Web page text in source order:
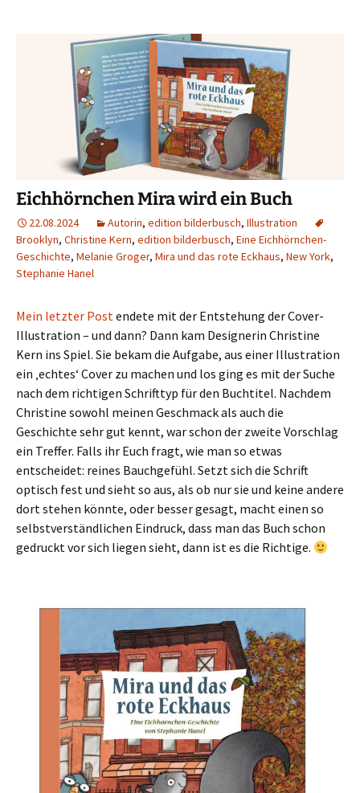
Eichhörnchen Mira wird ein Buch
22.08.2024 Autorin, edition bilderbusch, Illustration
Brooklyn, Christine Kern, edition bilderbusch, Eine Eichhörnchen-
Geschichte, Melanie Groger, Mira und das rote Eckhaus, New York,
Stephanie Hanel
Mein letzter Postendete mit der Entstehung der Cover-
Illustration – und dann? Dann kam Designerin Christine
Kern ins Spiel. Sie bekam die Aufgabe, aus einer Illustration
ein ‚echtes‘ Cover zu machen und los ging es mit der Suche
nach dem richtigen Schrifttyp für den Buchtitel. Nachdem
Christine sowohl meinen Geschmack als auch die
Geschichte sehr gut kennt, war schon der zweite Vorschlag
ein Treffer. Falls ihr Euch fragt, wie man so etwas
entscheidet: reines Bauchgefühl. Setzt sich die Schrift
optisch fest und sieht so aus, als ob nur sie und keine andere
dort stehen könnte, oder besser gesagt, macht einen so
selbstverständlichen Eindruck, dass man das Buch schon
gedruckt vor sich liegen sieht, dann ist es die Richtige.